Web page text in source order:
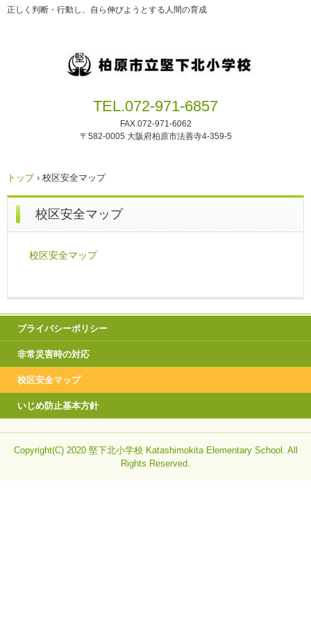
正しく判断・行動し、自ら伸びようとする人間の育成
TEL.072-971-6857
FAX.072-971-6062
〒582-0005 大阪府柏原市法善寺4-359-5
トップ › 校区安全マップ
校区安全マップ
校区安全マップ
プライバシーポリシー
非常災害時の対応
校区安全マップ
いじめ防止基本方針
Copyright(C) 2020 堅下北小学校 Katashimokita Elementary School. All
Rights Reserved.